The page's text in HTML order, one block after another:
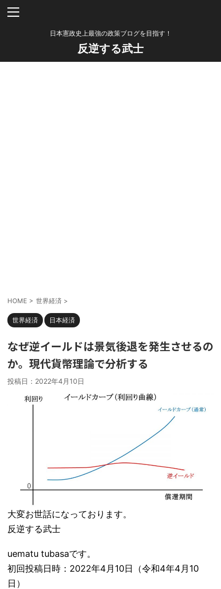
日本憲政史上最強の政策ブログを目指す！
反逆する武士
HOME > 世界経済 >
世界経済 日本経済
なぜ逆イールドは景気後退を発生させるの
か。現代貨幣理論で分析する
投稿日： 2022年4月10日
大変お世話になっております。
反逆する武士
uematu tubasaです。
初回投稿日時：2022年4月10日（令和4年4月10
日）